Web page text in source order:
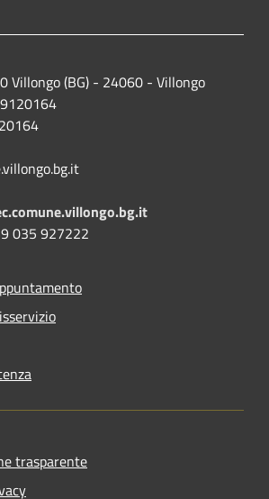
Villongo (BG) - 24060 - Villongo
035 927222
trasparente